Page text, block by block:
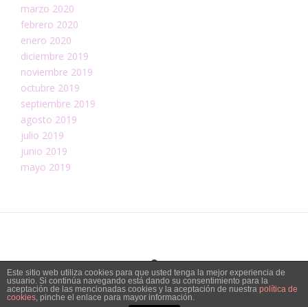
marzo 2020
febrero 2020
enero 2020
diciembre 2019
noviembre 2019
octubre 2019
septiembre 2019
agosto 2019
julio 2019
junio 2019
mayo 2019
Tema:Voguede Kaira
Este sitio web utiliza cookies para que usted tenga la mejor experiencia de
usuario. Si continúa navegando está dando su consentimiento para la
aceptación de las mencionadas cookies y la aceptación de nuestra política de
cookies, pinche el enlace para mayor información.